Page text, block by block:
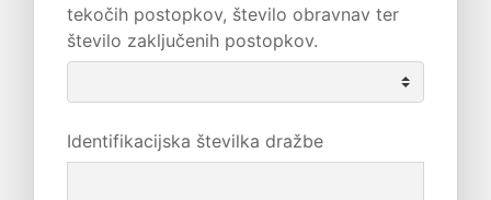
tekočih postopkov, število obravnav ter
število zaključenih postopkov.
Identifikacijska številka dražbe